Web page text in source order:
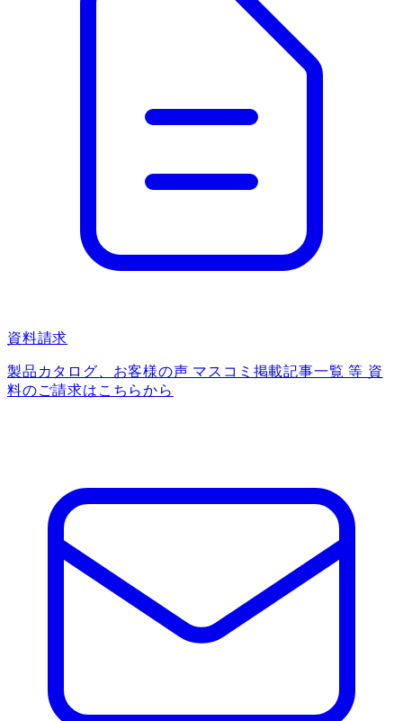
資料請求
製品カタログ、お客様の声 マスコミ掲載記事一覧 等 資
料のご請求はこちらから